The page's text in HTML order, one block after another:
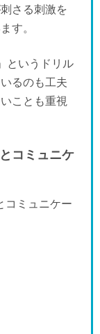
さる刺激を
す。
というドリル
るのも工夫
ことも重視
コミュニケ